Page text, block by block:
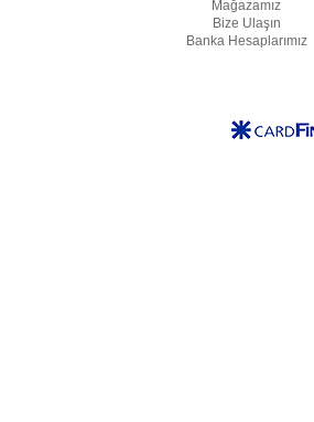
Mağazamız
Bize Ulaşın
Banka Hesaplarımız